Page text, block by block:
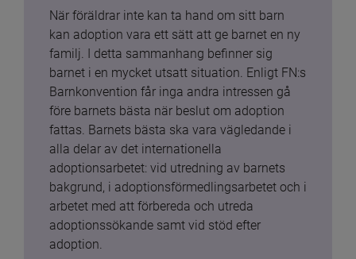
När föräldrar inte kan ta hand om sitt barn
kan adoption vara ett sätt att ge barnet en ny
familj. I detta sammanhang befinner sig
barnet i en mycket utsatt situation. Enligt FN:s
Barnkonvention får inga andra intressen gå
före barnets bästa när beslut om adoption
fattas. Barnets bästa ska vara vägledande i
alla delar av det internationella
adoptionsarbetet: vid utredning av barnets
bakgrund, i adoptionsförmedlingsarbetet och i
arbetet med att förbereda och utreda
adoptionssökande samt vid stöd efter
adoption.